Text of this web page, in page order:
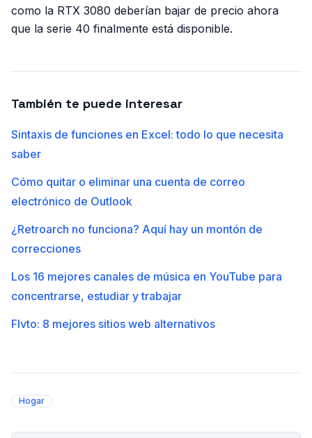
como la RTX 3080 deberían bajar de precio ahora
que la serie 40 finalmente está disponible.
También te puede interesar
Sintaxis de funciones en Excel: todo lo que necesita
saber
Cómo quitar o eliminar una cuenta de correo
electrónico de Outlook
¿Retroarch no funciona? Aquí hay un montón de
correcciones
Los 16 mejores canales de música en YouTube para
concentrarse, estudiar y trabajar
Flvto: 8 mejores sitios web alternativos
Hogar